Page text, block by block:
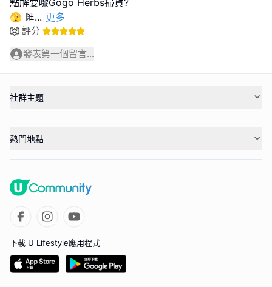
點解要嚟Gogo Herbs掃貨?
🫣 匯... 更多
評分
發表第一個留言...
社群主題
熱門地點
下載 U Lifestyle應用程式